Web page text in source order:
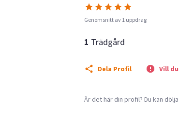
Genomsnitt av 1 uppdrag
1 Trädgård
Dela Profil Vill
Är det här din profil? Du kan